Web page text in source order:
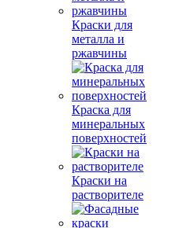
Краски для
металла и
ржавчины
Краска для
минеральных
поверхностей
Краски на
растворителе